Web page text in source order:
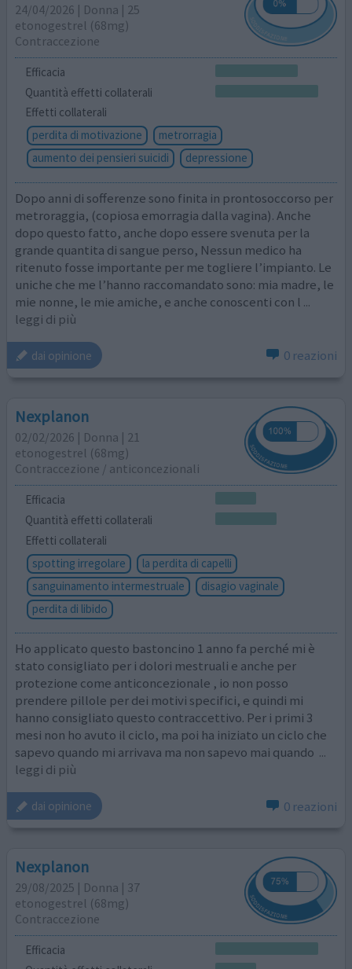
24/04/2026 | Donna | 25
etonogestrel (68mg)
Contraccezione
Efficacia
Quantità effetti collaterali
Effetti collaterali
perdita di motivazione
metrorragia
aumento dei pensieri suicidi
depressione
Dopo anni di sofferenze sono finita in prontosoccorso per
metroraggia, (copiosa emorragia dalla vagina). Anche
dopo questo fatto, anche dopo essere svenuta per la
grande quantita di sangue perso, Nessun medico ha
ritenuto fosse importante per me togliere l’impianto. Le
uniche che me l’hanno raccomandato sono: mia madre, le
mie nonne, le mie amiche, e anche conoscenti con l ...
leggi di più
dai opinione 0 reazioni
Nexplanon
02/02/2026 | Donna | 21
etonogestrel (68mg)
Contraccezione / anticoncezionali
Efficacia
Quantità effetti collaterali
Effetti collaterali
spotting irregolare
la perdita di capelli
sanguinamento intermestruale
disagio vaginale
perdita di libido
Ho applicato questo bastoncino 1 anno fa perché mi è
stato consigliato per i dolori mestruali e anche per
protezione come anticoncezionale , io non posso
prendere pillole per dei motivi specifici, e quindi mi
hanno consigliato questo contraccettivo. Per i primi 3
mesi non ho avuto il ciclo, ma poi ha iniziato un ciclo che
sapevo quando mi arrivava ma non sapevo mai quando ...
leggi di più
dai opinione 0 reazioni
Nexplanon
29/08/2025 | Donna | 37
etonogestrel (68mg)
Contraccezione
Efficacia